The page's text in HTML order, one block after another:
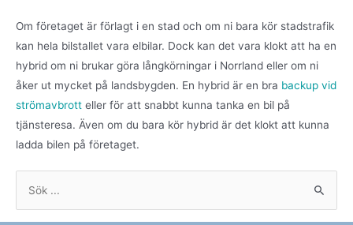
Om företaget är förlagt i en stad och om ni bara kör stadstrafik
kan hela bilstallet vara elbilar. Dock kan det vara klokt att ha en
hybrid om ni brukar göra långkörningar i Norrland eller om ni
åker ut mycket på landsbygden. En hybrid är en bra backup vid
strömavbrott eller för att snabbt kunna tanka en bil på
tjänsteresa. Även om du bara kör hybrid är det klokt att kunna
ladda bilen på företaget.